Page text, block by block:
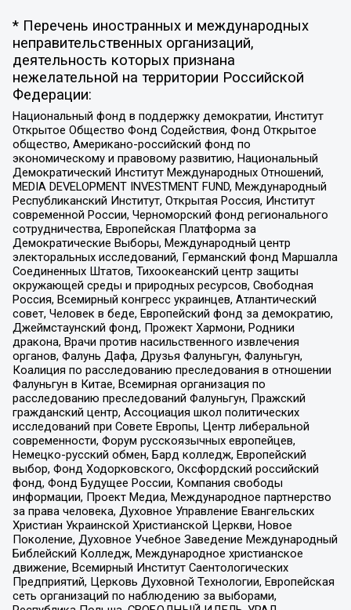
* Перечень иностранных и международных
неправительственных организаций,
деятельность которых признана
нежелательной на территории Российской
Федерации:
Национальный фонд в поддержку демократии, Институт
Открытое Общество Фонд Содействия, Фонд Открытое
общество, Американо-российский фонд по
экономическому и правовому развитию, Национальный
Демократический Институт Международных Отношений,
MEDIA DEVELOPMENT INVESTMENT FUND, Международный
Республиканский Институт, Открытая Россия, Институт
современной России, Черноморский фонд регионального
сотрудничества, Европейская Платформа за
Демократические Выборы, Международный центр
электоральных исследований, Германский фонд Маршалла
Соединенных Штатов, Тихоокеанский центр защиты
окружающей среды и природных ресурсов, Свободная
Россия, Всемирный конгресс украинцев, Атлантический
совет, Человек в беде, Европейский фонд за демократию,
Джеймстаунский фонд, Прожект Хармони, Родники
дракона, Врачи против насильственного извлечения
органов, Фалунь Дафа, Друзья Фалуньгун, Фалуньгун,
Коалиция по расследованию преследования в отношении
Фалуньгун в Китае, Всемирная организация по
расследованию преследований Фалуньгун, Пражский
гражданский центр, Ассоциация школ политических
исследований при Совете Европы, Центр либеральной
современности, Форум русскоязычных европейцев,
Немецко-русский обмен, Бард колледж, Европейский
выбор, Фонд Ходорковского, Оксфордский российский
фонд, Фонд Будущее России, Компания свободы
информации, Проект Медиа, Международное партнерство
за права человека, Духовное Управление Евангельских
Христиан Украинской Христианской Церкви, Новое
Поколение, Духовное Учебное Заведение Международный
Библейский Колледж, Международное христианское
движение, Всемирный Институт Саентологических
Предприятий, Церковь Духовной Технологии, Европейская
сеть организаций по наблюдению за выборами,